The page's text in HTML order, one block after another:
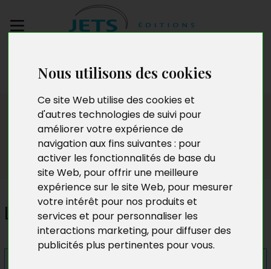
Nous utilisons des cookies
Ce site Web utilise des cookies et
d'autres technologies de suivi pour
améliorer votre expérience de
navigation aux fins suivantes : pour
activer les fonctionnalités de base du
site Web, pour offrir une meilleure
expérience sur le site Web, pour mesurer
votre intérêt pour nos produits et
services et pour personnaliser les
interactions marketing, pour diffuser des
publicités plus pertinentes pour vous.
manuscrit
Presse
La Proie du maléfice